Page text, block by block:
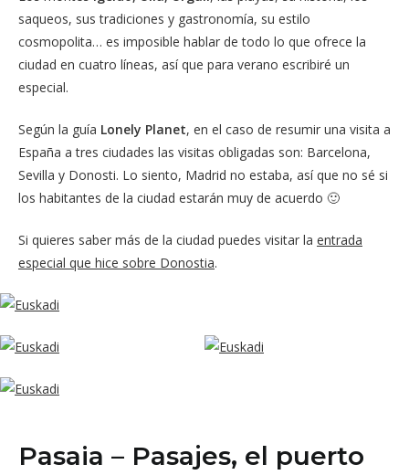
saqueos, sus tradiciones y gastronomía, su estilo
cosmopolita… es imposible hablar de todo lo que ofrece la
ciudad en cuatro líneas, así que para verano escribiré un
especial.
Según la guía Lonely Planet, en el caso de resumir una visita a
España a tres ciudades las visitas obligadas son: Barcelona,
Sevilla y Donosti. Lo siento, Madrid no estaba, así que no sé si
los habitantes de la ciudad estarán muy de acuerdo 🙂
Si quieres saber más de la ciudad puedes visitar la entrada
especial que hice sobre Donostia.
Pasaia – Pasajes, el puerto